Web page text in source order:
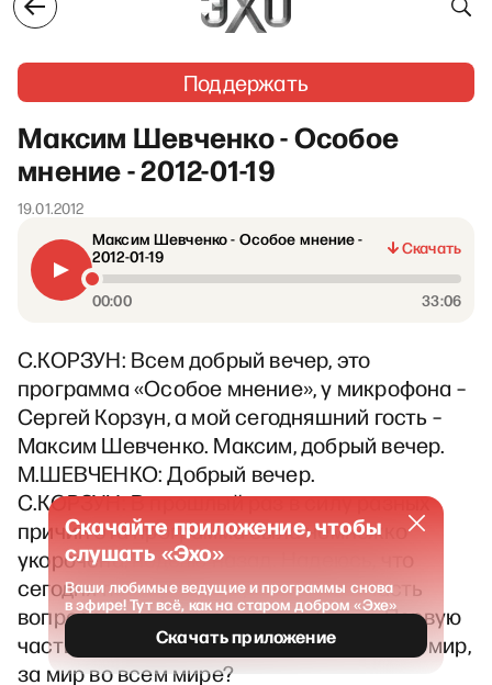
Поддержать
Максим Шевченко - Особое
мнение - 2012-01-19
19.01.2012
Максим Шевченко - Особое мнение -
2012-01-19
Скачать
00:00 33:06
С.КОРЗУН: Всем добрый вечер, это
программа «Особое мнение», у микрофона –
Сергей Корзун, а мой сегодняшний гость –
Максим Шевченко. Максим, добрый вечер.
М.ШЕВЧЕНКО: Добрый вечер.
С.КОРЗУН: В прошлый раз в силу разных
причин эта программа была немножко
укорочена, неделю назад. Надеюсь, что
сегодня постараемся уплотнить и часть
вопросов, возможно, в ритме блица. Первую
часть... Вы давно последний раз пили за мир,
за мир во всем мире?
Скачайте приложение, чтобы
слушать «Эхо»
Ваши любимые ведущие и программы снова
в эфире! Тут всё, как на старом добром «Эхе»
Скачать приложение